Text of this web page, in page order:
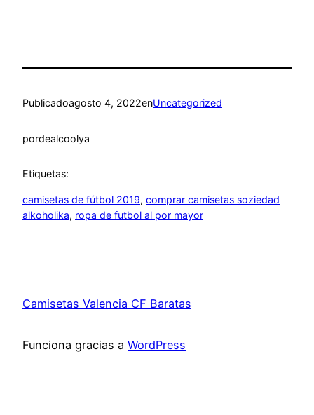
Publicadoagosto 4, 2022enUncategorized
pordealcoolya
Etiquetas:
camisetas de fútbol 2019, comprar camisetas soziedad
alkoholika, ropa de futbol al por mayor
Camisetas Valencia CF Baratas
Funciona gracias a WordPress